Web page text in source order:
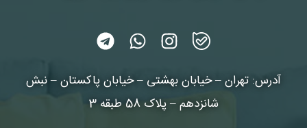
آدرس: تهران – خیابان بهشتی – خیابان پاکستان – نبش
شانزدهم – پلاک 58 طبقه 3